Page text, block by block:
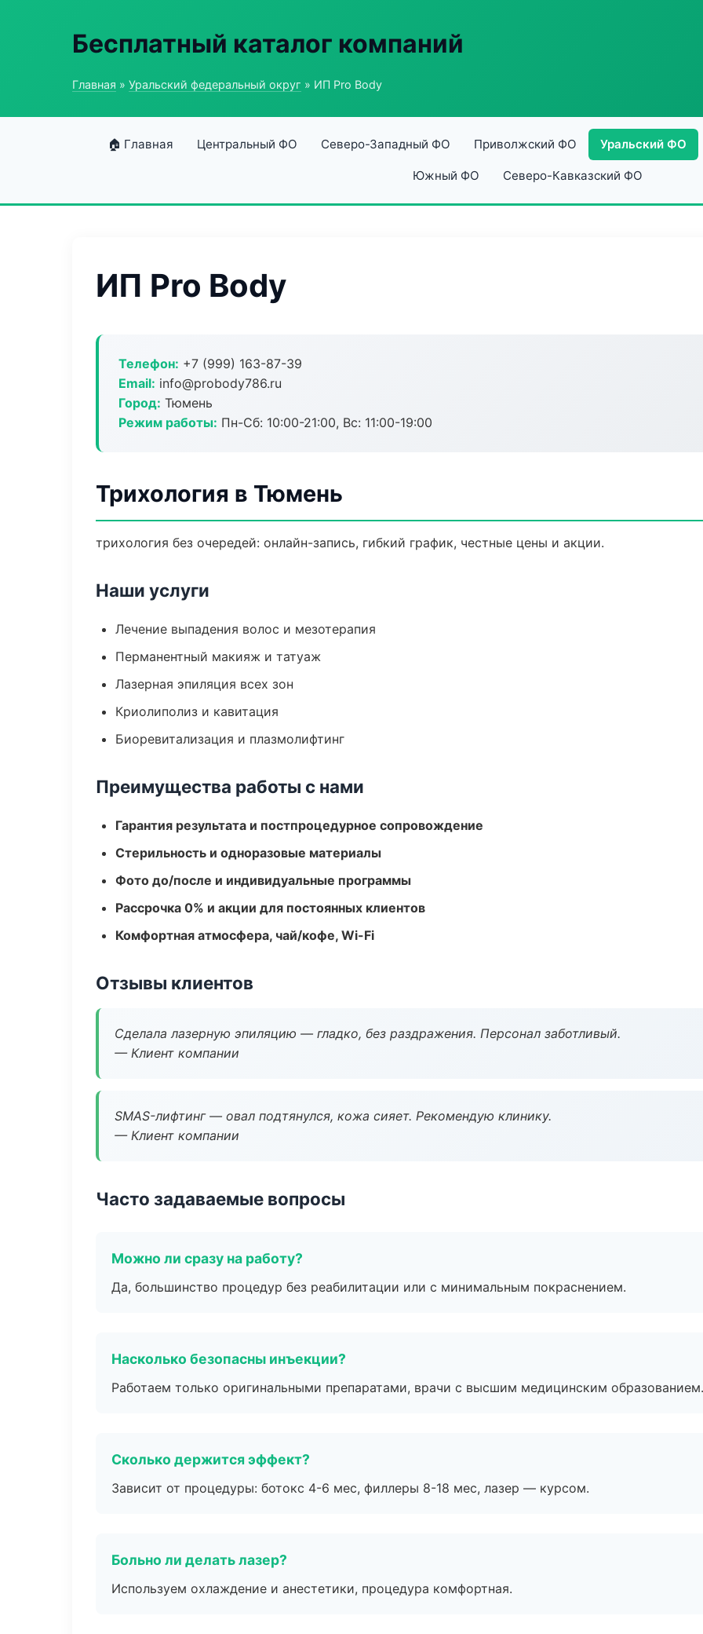
Бесплатный каталог компаний
Главная » Уральский федеральный округ » ИП Pro Body
🏠 Главная Центральный ФО Северо-Западный ФО Приволжский ФО Уральский ФО
Южный ФО Северо-Кавказский ФО
ИП Pro Body
Телефон: +7 (999) 163-87-39
Email: info@probody786.ru
Город: Тюмень
Режим работы: Пн-Сб: 10:00-21:00, Вс: 11:00-19:00
Трихология в Тюмень
трихология без очередей: онлайн-запись, гибкий график, честные цены и акции.
Наши услуги
Лечение выпадения волос и мезотерапия
Перманентный макияж и татуаж
Лазерная эпиляция всех зон
Криолиполиз и кавитация
Биоревитализация и плазмолифтинг
Преимущества работы с нами
Гарантия результата и постпроцедурное сопровождение
Стерильность и одноразовые материалы
Фото до/после и индивидуальные программы
Рассрочка 0% и акции для постоянных клиентов
Комфортная атмосфера, чай/кофе, Wi-Fi
Отзывы клиентов
Сделала лазерную эпиляцию — гладко, без раздражения. Персонал заботливый.
— Клиент компании
SMAS-лифтинг — овал подтянулся, кожа сияет. Рекомендую клинику.
— Клиент компании
Часто задаваемые вопросы
Можно ли сразу на работу?
Да, большинство процедур без реабилитации или с минимальным покраснением.
Насколько безопасны инъекции?
Работаем только оригинальными препаратами, врачи с высшим медицинским образованием.
Сколько держится эффект?
Зависит от процедуры: ботокс 4-6 мес, филлеры 8-18 мес, лазер — курсом.
Больно ли делать лазер?
Используем охлаждение и анестетики, процедура комфортная.